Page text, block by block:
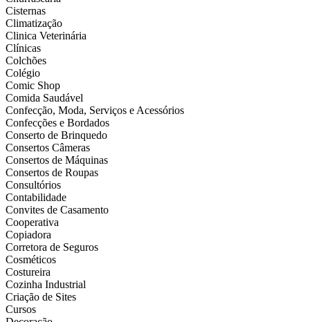
Cisternas
Climatização
Clinica Veterinária
Clínicas
Colchões
Colégio
Comic Shop
Comida Saudável
Confecção, Moda, Serviços e Acessórios
Confecções e Bordados
Conserto de Brinquedo
Consertos Câmeras
Consertos de Máquinas
Consertos de Roupas
Consultórios
Contabilidade
Convites de Casamento
Cooperativa
Copiadora
Corretora de Seguros
Cosméticos
Costureira
Cozinha Industrial
Criação de Sites
Cursos